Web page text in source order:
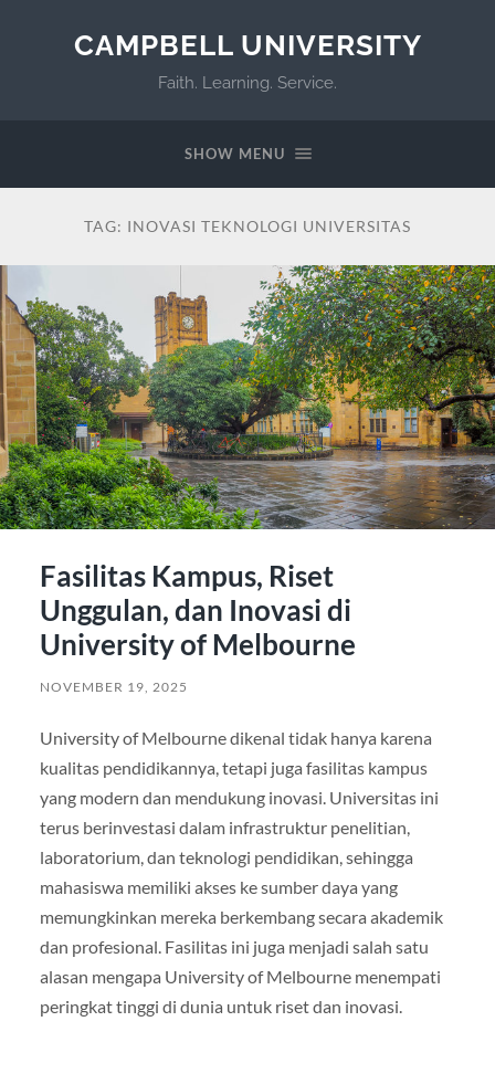
CAMPBELL UNIVERSITY
Faith. Learning. Service.
SHOW MENU
TAG: INOVASI TEKNOLOGI UNIVERSITAS
Fasilitas Kampus, Riset
Unggulan, dan Inovasi di
University of Melbourne
NOVEMBER 19, 2025
University of Melbourne dikenal tidak hanya karena
kualitas pendidikannya, tetapi juga fasilitas kampus
yang modern dan mendukung inovasi. Universitas ini
terus berinvestasi dalam infrastruktur penelitian,
laboratorium, dan teknologi pendidikan, sehingga
mahasiswa memiliki akses ke sumber daya yang
memungkinkan mereka berkembang secara akademik
dan profesional. Fasilitas ini juga menjadi salah satu
alasan mengapa University of Melbourne menempati
peringkat tinggi di dunia untuk riset dan inovasi.